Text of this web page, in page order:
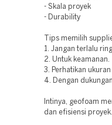
- Skala proyek
- Durability
Tips memilih
1. Jangan terlalu
2. Untuk keamanan.
3. Perhatikan
4. Dengan
Intinya, geofoam
dan efisiensi proyek.